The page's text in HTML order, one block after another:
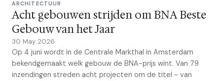
ARCHITECTUUR
Acht gebouwen strijden om BNA Beste
Gebouw van het Jaar
30 May 2026
Op 4 juni wordt in de Centrale Markthal in Amsterdam
bekendgemaakt welk gebouw de BNA-prijs wint. Van 79
inzendingen streden acht projecten om de titel - van